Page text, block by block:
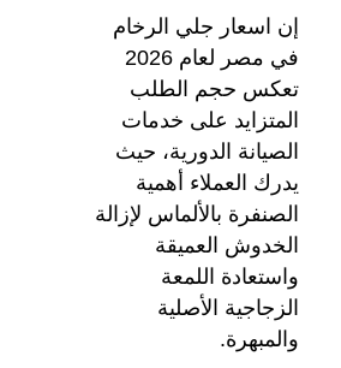
إن اسعار جلي الرخام
في مصر لعام 2026
تعكس حجم الطلب
المتزايد على خدمات
الصيانة الدورية، حيث
يدرك العملاء أهمية
الصنفرة بالألماس لإزالة
الخدوش العميقة
واستعادة اللمعة
الزجاجية الأصلية
والمبهرة.